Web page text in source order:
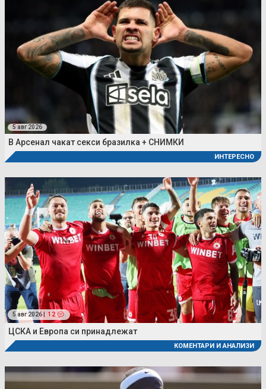
5 авг 2026
В Арсенал чакат секси бразилка + СНИМКИ
ИНТЕРЕСНО
5 авг 2026 | 12
ЦСКА и Европа си принадлежат
КОМЕНТАРИ И АНАЛИЗИ